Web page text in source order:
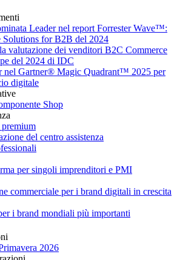
Leader nel report Forrester Wave™:
Solutions for B2B del 2024
valutazione dei venditori B2C Commerce
del 2024 di IDC
nel Gartner® Magic Quadrant™ 2025 per
digitale
Shop
premium
del centro assistenza
per singoli imprenditori e PMI
commerciale per i brand digitali in crescita
i brand mondiali più importanti
2026